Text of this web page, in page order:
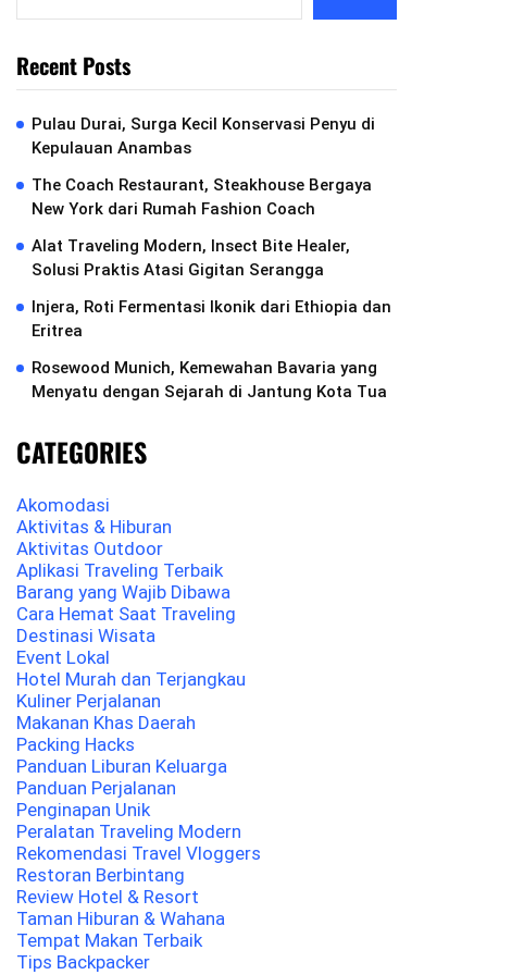
Recent Posts
Pulau Durai, Surga Kecil Konservasi Penyu di
Kepulauan Anambas
The Coach Restaurant, Steakhouse Bergaya
New York dari Rumah Fashion Coach
Alat Traveling Modern, Insect Bite Healer,
Solusi Praktis Atasi Gigitan Serangga
Injera, Roti Fermentasi Ikonik dari Ethiopia dan
Eritrea
Rosewood Munich, Kemewahan Bavaria yang
Menyatu dengan Sejarah di Jantung Kota Tua
CATEGORIES
Akomodasi
Aktivitas & Hiburan
Aktivitas Outdoor
Aplikasi Traveling Terbaik
Barang yang Wajib Dibawa
Cara Hemat Saat Traveling
Destinasi Wisata
Event Lokal
Hotel Murah dan Terjangkau
Kuliner Perjalanan
Makanan Khas Daerah
Packing Hacks
Panduan Liburan Keluarga
Panduan Perjalanan
Penginapan Unik
Peralatan Traveling Modern
Rekomendasi Travel Vloggers
Restoran Berbintang
Review Hotel & Resort
Taman Hiburan & Wahana
Tempat Makan Terbaik
Tips Backpacker